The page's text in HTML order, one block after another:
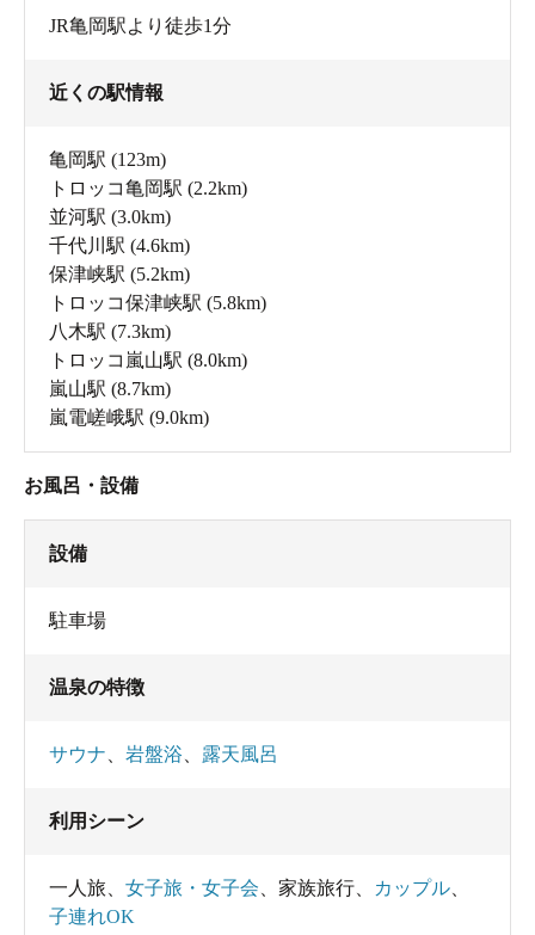
JR亀岡駅より徒歩1分
近くの駅情報
亀岡駅 (123m)
トロッコ亀岡駅 (2.2km)
並河駅 (3.0km)
千代川駅 (4.6km)
保津峡駅 (5.2km)
トロッコ保津峡駅 (5.8km)
八木駅 (7.3km)
トロッコ嵐山駅 (8.0km)
嵐山駅 (8.7km)
嵐電嵯峨駅 (9.0km)
お風呂・設備
設備
駐車場
温泉の特徴
サウナ 岩盤浴 露天風呂
利用シーン
一人旅 女子旅・女子会 家族旅行 カップル
子連れOK